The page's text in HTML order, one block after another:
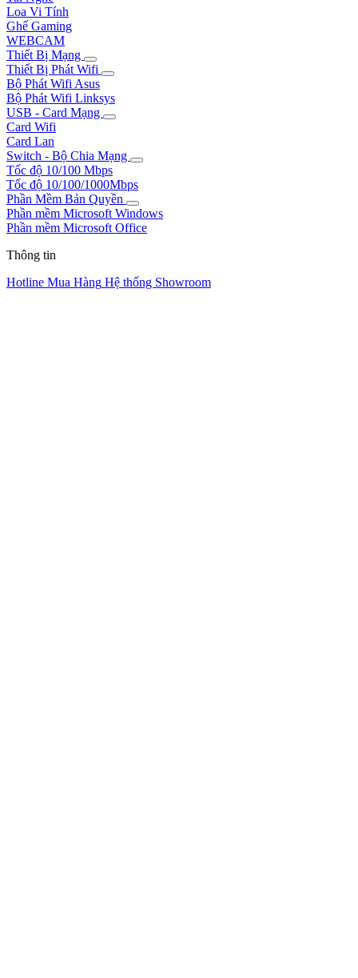
Loa Vi Tính
Ghế Gaming
WEBCAM
Thiết Bị Mạng
Thiết Bị Phát Wifi
Bộ Phát Wifi Asus
Bộ Phát Wifi Linksys
USB - Card Mạng
Card Wifi
Card Lan
Switch - Bộ Chia Mạng
Tốc độ 10/100 Mbps
Tốc độ 10/100/1000Mbps
Phần Mềm Bản Quyền
Phần mềm Microsoft Windows
Phần mềm Microsoft Office
Thông tin
Hotline Mua Hàng Hệ thống Showroom